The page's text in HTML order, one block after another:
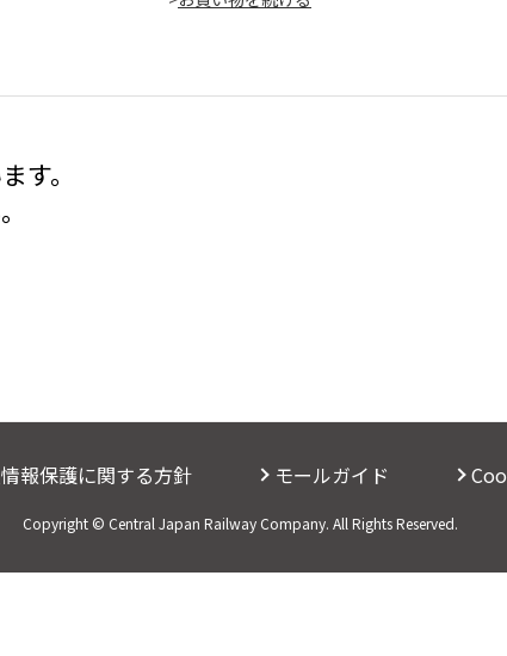
す。
報保護に関する方針 モールガイド
Copyright © Central Japan Railway Company. All Rights Reserved.